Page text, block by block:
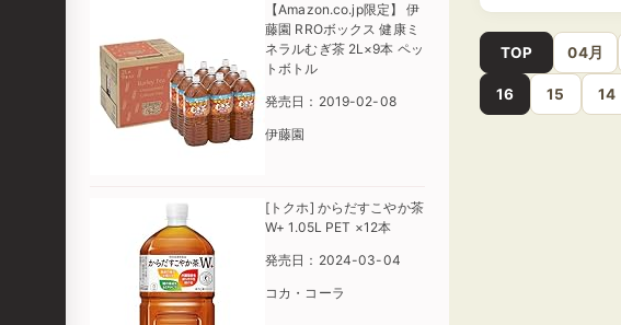
【Amazon.co.jp限定】 伊
藤園 RROボックス 健康ミ
ネラルむぎ茶 2L×9本 ペッ
トボトル
発売日：2019-02-08
伊藤園
[トクホ] からだすこやか茶
W+ 1.05L PET ×12本
発売日：2024-03-04
コカ・コーラ
TOP 04月
16 15 14